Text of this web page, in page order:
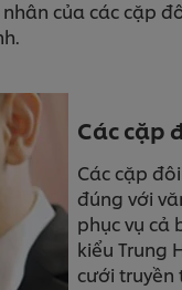
của các cặp
Các cặp
Các cặp
đúng với
phục vụ cả
kiểu Trung
cưới truyền